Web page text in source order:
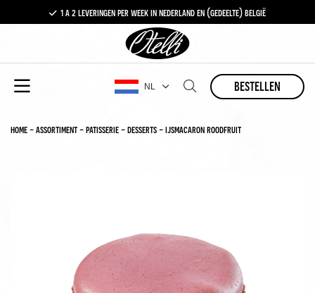
1 a 2 leveringen per week in nederland en (gedeelte) belgië
gratis levering vanaf €100,-
1 a 2 leveringen per week in nederland en (gedeelte) belgië
NL bestellen
home-assortiment-patisserie-desserts-ijsmacaron roodfruit